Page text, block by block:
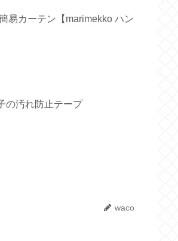
易カーテン【marimekko ハン
の汚れ防止テープ
waco